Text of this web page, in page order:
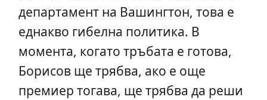
департамент на Вашингтон, това е
еднакво гибелна политика. В
момента, когато тръбата е готова,
Борисов ще трябва, ако е още
премиер тогава, ще трябва да реши